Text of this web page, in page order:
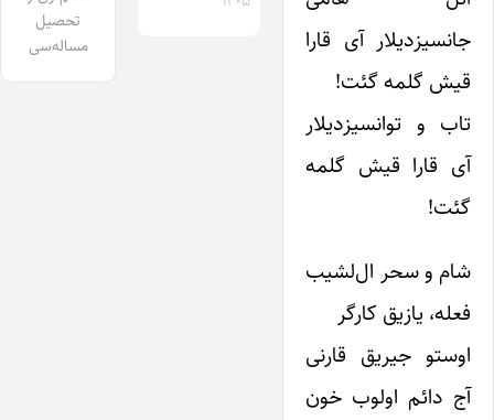
جانسیز‌‌دیلار آی قارا
قیش گلمه گئت!
تاب و توانسیز‌‌دیلار
آی قارا قیش گلمه
گئت!
شام و سحر ال‌لشیب
فعله، یازیق کارگر
اوستو جیریق قارنی
آج دائم اولوب خون
تحصیل
مساله‌سی